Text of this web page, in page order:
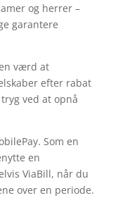
og herrer –
garantere
værd at
efter rabat
ved at opnå
Som en
en
ViaBill, når du
over en periode.